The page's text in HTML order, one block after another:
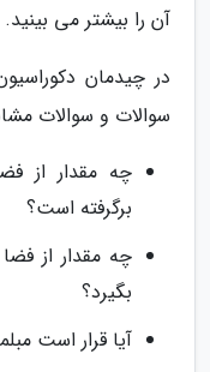
آن را بیشتر می بینید.
در چیدمان
سوالات و سوالات
چه مقدار از
برگرفته است؟
چه مقدار از
بگیرد؟
آیا قرار است